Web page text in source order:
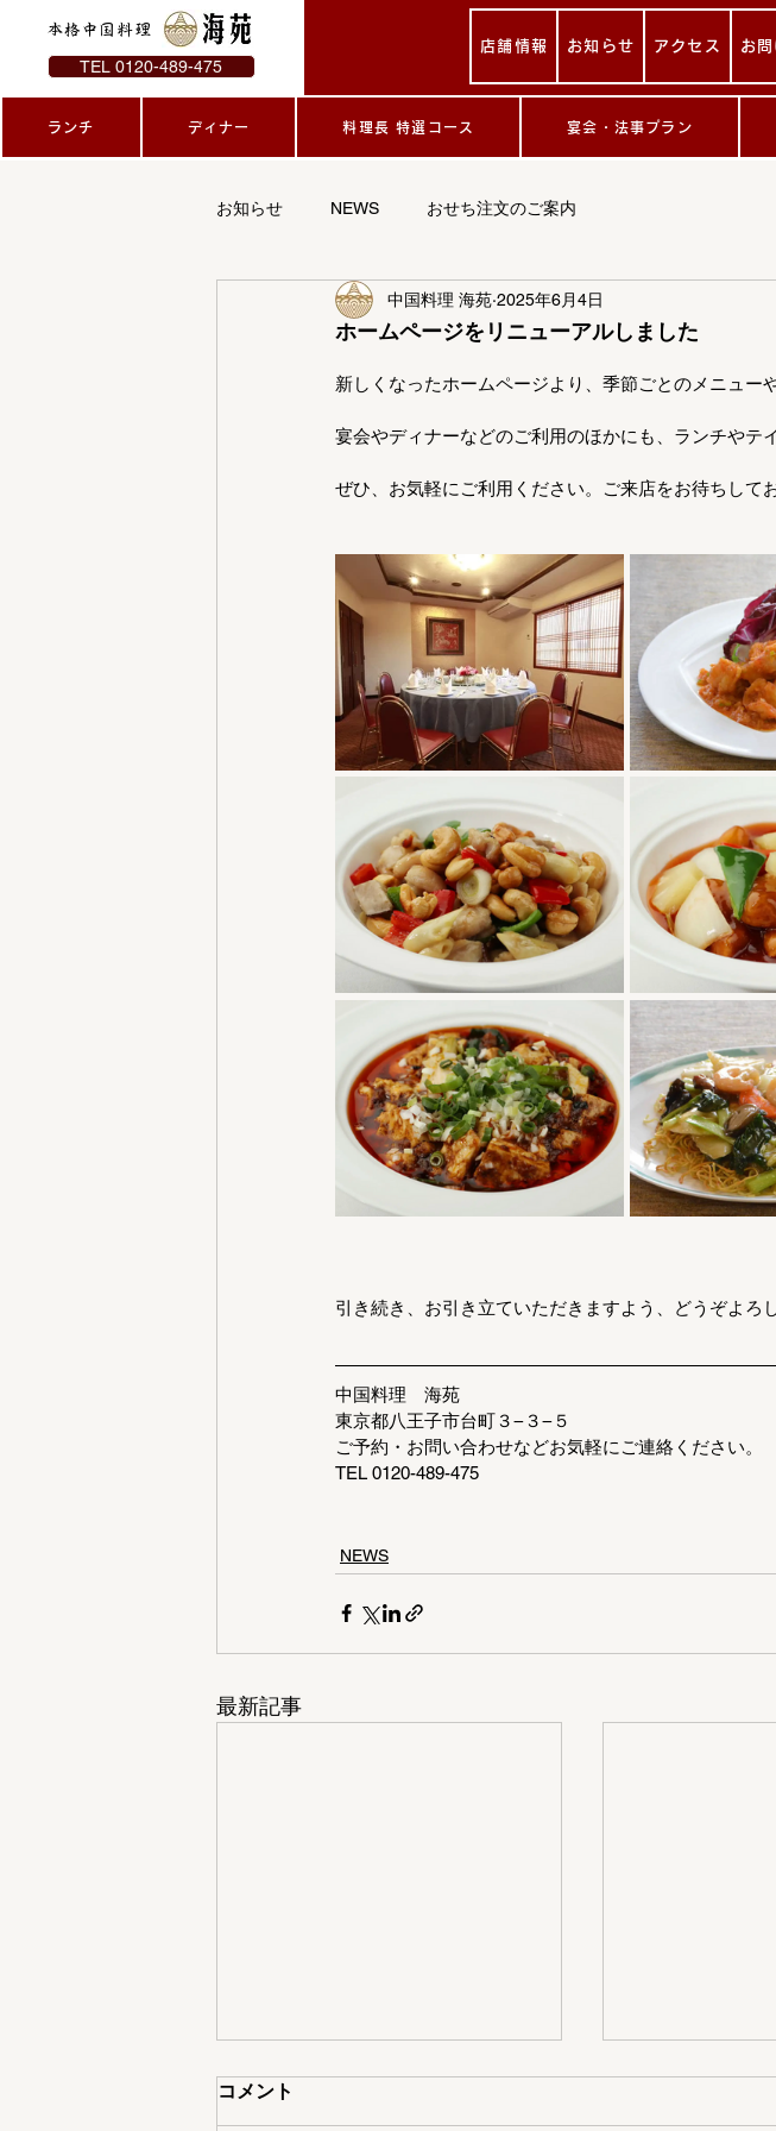
本格中国料理
TEL 0120-489-475
店舗情報 お知らせ アクセス お
ランチ ディナー 料理長 特選コース 宴会・法事プラン
お知らせ NEWS おせち注文のご案内
ホームページをリニューアルしました
中国料理 海苑 2025年6月4日
新しくなったホームページより、季節ごとのメニュー
宴会やディナーなどのご利用のほかにも、ランチやテ
ぜひ、お気軽にご利用ください。ご来店をお待ちして
引き続き、お引き立ていただきますよう、どうぞよろ
中国料理　海苑
東京都八王子市台町３−３−５
ご予約・お問い合わせなどお気軽にご連絡ください。
TEL 0120-489-475
NEWS
最新記事
コメント